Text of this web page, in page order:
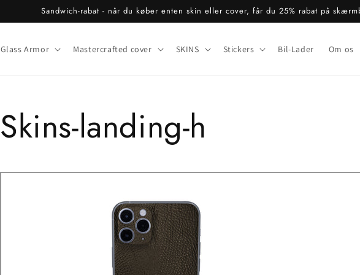
Sandwich-rabat - når du køber enten skin eller cover, får du 25% rabat på
Glass Armor Mastercrafted cover SKINS Stickers Bil-Lader Om os
Skins-landing-h